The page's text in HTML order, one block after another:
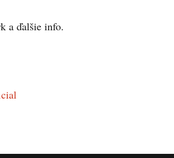
a ďalšie info.